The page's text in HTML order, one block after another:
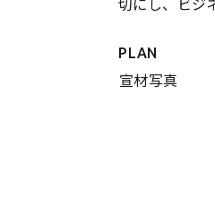
切にし、ビジ
PLAN
宣材写真